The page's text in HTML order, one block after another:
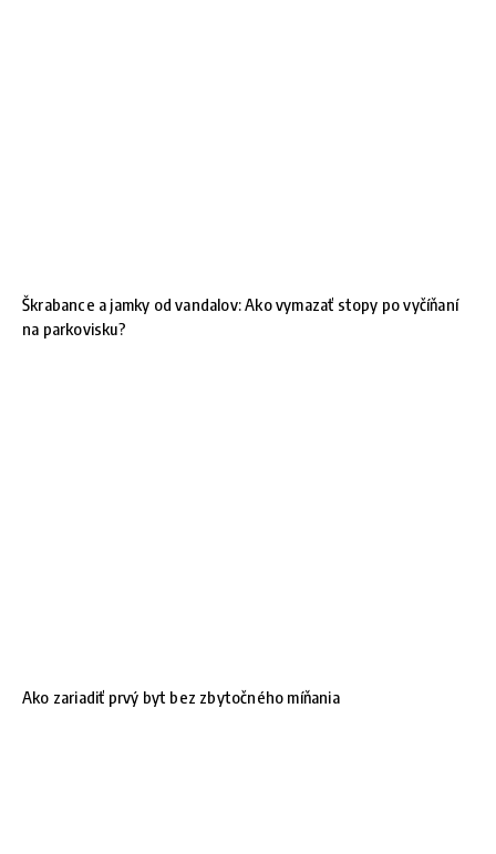
Škrabance a jamky od vandalov: Ako vymazať stopy po vyčíňaní
na parkovisku?
Ako zariadiť prvý byt bez zbytočného míňania